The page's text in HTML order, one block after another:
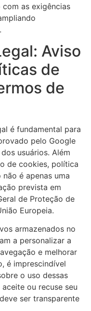
com as exigências
Aviso
de
de
é fundamental para
pelo Google
usuários. Além
de cookies, política
é apenas uma
prevista em
de Proteção de
Europeia.
armazenados no
a personalizar a
e melhorar
é imprescindível
o uso dessas
ou recuse seu
ser transparente